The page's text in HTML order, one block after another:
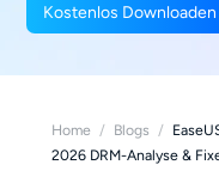
Kostenlos Downloaden
Home / Blogs /
2026 DRM-Analyse &